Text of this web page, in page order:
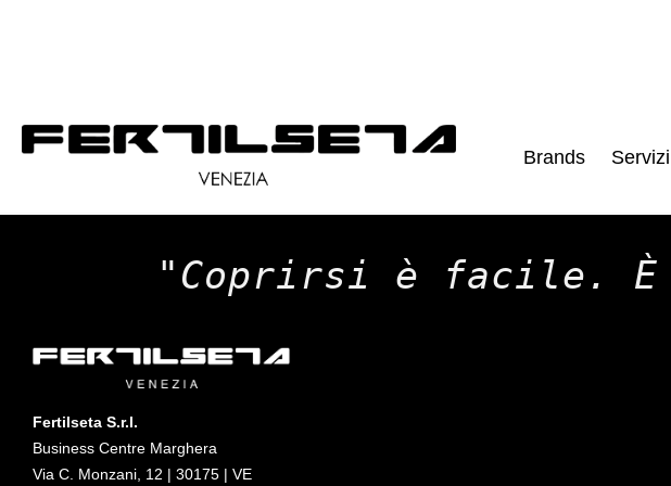
Brands Servizi
"Coprirsi è facile.
Fertilseta S.r.l.
Business Centre Marghera
Via C. Monzani, 12 | 30175 | VE